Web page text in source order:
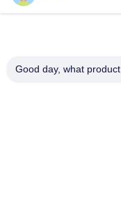
Good day, what